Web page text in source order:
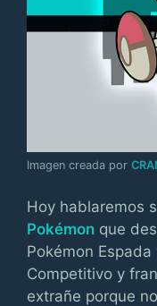
Imagen creada por
Hoy hablaremos
Pokémon que
Pokémon
Competitivo y
extrañe porque